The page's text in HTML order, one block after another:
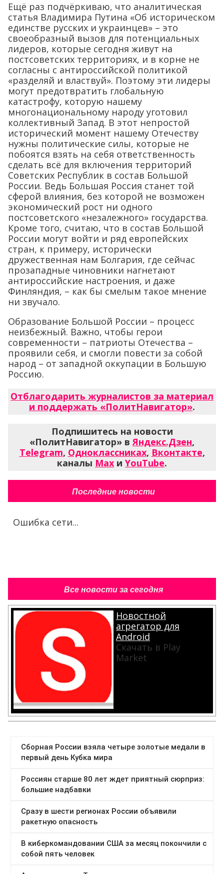
Ещё раз подчёркиваю, что аналитическая
статья Владимира Путина «Об историческом
единстве русских и украинцев» – это
своеобразный вызов для потенциальных
лидеров, которые сегодня живут на
постсоветских территориях, и в корне не
согласны с антироссийской политикой
«разделяй и властвуй». Поэтому эти лидеры
могут предотвратить глобальную
катастрофу, которую нашему
многонациональному народу уготовил
коллективный Запад. В этот непростой
исторический момент нашему Отечеству
нужны политические силы, которые не
побоятся взять на себя ответственность
сделать всё для включения территорий
Советских Республик в состав Большой
России. Ведь Большая Россия станет той
сферой влияния, без которой не возможен
экономический рост ни одного
постсоветского «незалежного» государства.
Кроме того, считаю, что в состав Большой
России могут войти и ряд европейских
стран, к примеру, исторически
дружественная нам Болгария, где сейчас
прозападные чиновники нагнетают
антироссийские настроения, и даже
Финляндия, – как бы смелым такое мнение
ни звучало.
Образование Большой России – процесс
неизбежный. Важно, чтобы герои
современности – патриоты Отечества –
проявили себя, и смогли повести за собой
народ – от западной оккупации в Большую
Россию.
Отблагодарить журналистов за материал
и поддержать «ПолитНавигатор».
Подпишитесь на новости
«ПолитНавигатор» вЯндекс.Дзен,
Telegram, Одноклассниках, Вконтакте,
каналы Max и YouTube.
Последние новости
Ошибка сети...
Все новости за сегодня
Новостной
агрегатор для
Android
Скачать в Play
Market